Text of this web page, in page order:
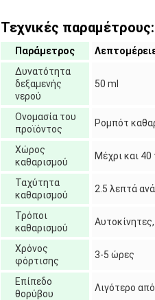
Τεχνικές παραμέτρους:
Παράμετρος
Δυνατότητα
δεξαμενής
νερού
50 ml
Ονομασία του
προϊόντος
Ρομπότ
Χώρος
καθαρισμού
Μέχρι και
Ταχύτητα
καθαρισμού
2.5 λεπτά
Τρόποι
καθαρισμού
Χρόνος
φόρτισης
3-5 ώρες
Επίπεδο
θορύβου
Λιγότερο